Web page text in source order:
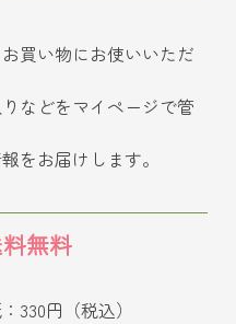
買い物にお使いいただ
などをマイページで管
をお届けします。
無料
330円（税込）